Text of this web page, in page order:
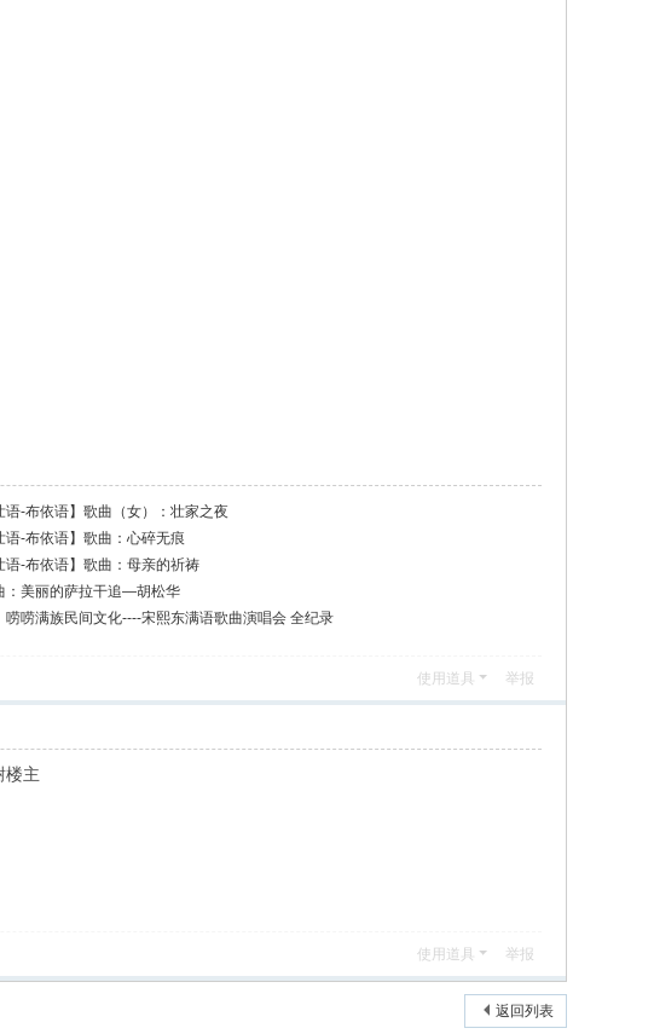
语-布依语】歌曲（女）：壮家之夜
语-布依语】歌曲：心碎无痕
语-布依语】歌曲：母亲的祈祷
：美丽的萨拉干追—胡松华
唠唠满族民间文化----宋熙东满语歌曲演唱会 全纪录
使用道具 举报
楼主
使用道具 举报
返回列表